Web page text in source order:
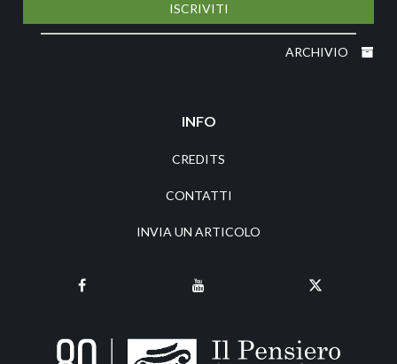
ISCRIVITI
ARCHIVIO
INFO
CREDITS
CONTATTI
INVIA UN ARTICOLO